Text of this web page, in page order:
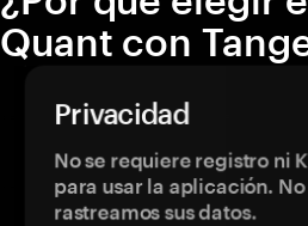
Quant con
Privacidad
No se requiere registro ni
para usar la aplicación. No
rastreamos sus datos.